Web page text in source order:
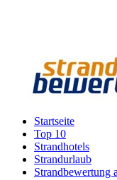
Startseite
Top 10
Strandhotels
Strandurlaub
Strandbewertung